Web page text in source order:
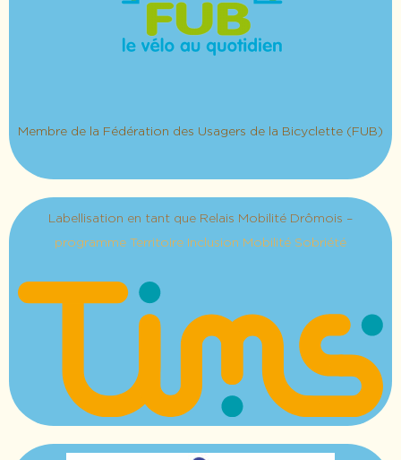
Membre de la Fédération des Usagers de la Bicyclette (FUB)
Labellisation en tant que Relais Mobilité Drômois –
programme Territoire Inclusion Mobilité Sobriété